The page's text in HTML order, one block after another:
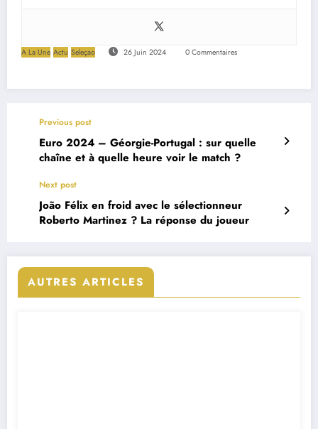
A La Une Actu Seleçao 26 Juin 2024 0 Commentaires
Previous post
Euro 2024 – Géorgie-Portugal : sur quelle
chaîne et à quelle heure voir le match ?
Next post
João Félix en froid avec le sélectionneur
Roberto Martinez ? La réponse du joueur
AUTRES ARTICLES